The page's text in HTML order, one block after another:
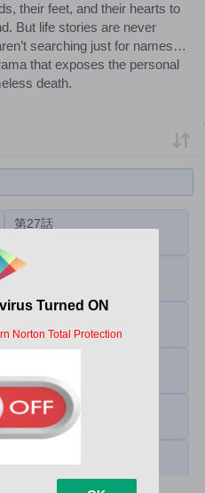
their feet, and their hearts to
But life stories are never
searching just for names…
that exposes the personal
death.
第27話
第25話
8ヶ月前
9ヶ月前
第19話
10ヶ月前